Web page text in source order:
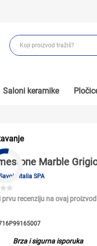
Saloni keramike
Marble
Italia SPA
prvu recenziju na ovaj proizvod
Brza i sigurna isporuka